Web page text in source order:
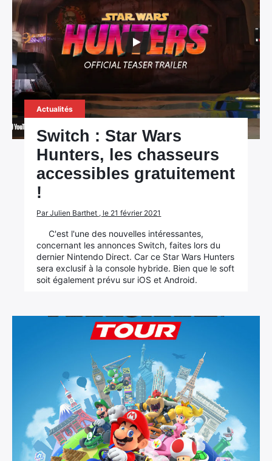
Actualités
Switch : Star Wars
Hunters, les chasseurs
accessibles gratuitement
!
Par Julien Barthet , le 21 février 2021
C'est l'une des nouvelles intéressantes,
concernant les annonces Switch, faites lors du
dernier Nintendo Direct. Car ce Star Wars Hunters
sera exclusif à la console hybride. Bien que le soft
soit également prévu sur iOS et Android.